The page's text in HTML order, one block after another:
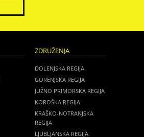
ZDRUŽENJA
DOLENJSKA REGIJA
GORENJSKA REGIJA
JUŽNO PRIMORSKA REGIJA
KOROŠKA REGIJA
KRAŠKO-NOTRANJSKA
REGIJA
LJUBLJANSKA REGIJA